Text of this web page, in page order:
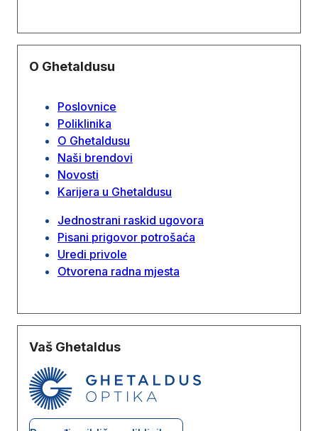
O Ghetaldusu
Poslovnice
Poliklinika
O Ghetaldusu
Naši brendovi
Novosti
Karijera u Ghetaldusu
Jednostrani raskid ugovora
Pisani prigovor potrošaća
Uredi privole
Otvorena radna mjesta
Vaš Ghetaldus